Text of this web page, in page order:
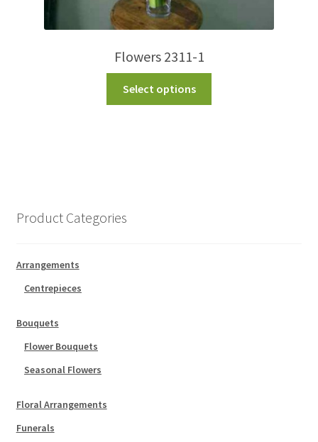
Flowers 2311-1
Select options
Product Categories
Arrangements
Centrepieces
Bouquets
Flower Bouquets
Seasonal Flowers
Floral Arrangements
Funerals